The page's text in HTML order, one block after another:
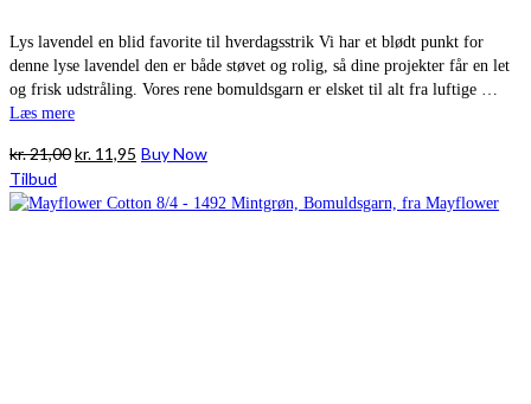
Lys lavendel en blid favorite til hverdagsstrik Vi har et blødt punkt for
denne lyse lavendel den er både støvet og rolig, så dine projekter får en let
og frisk udstråling. Vores rene bomuldsgarn er elsket til alt fra luftige …
Læs mere
kr.21,00Den
pris
kr. 11,95 Den
pris
Buy Now
Tilbud